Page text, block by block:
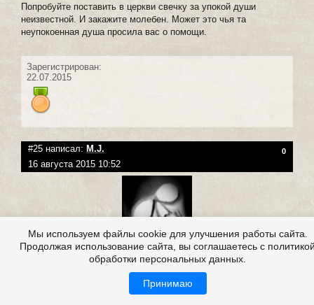
Попробуйте поставить в церкви свечку за упокой души
неизвестной. И закажите молебен. Может это чья та
неупокоенная душа просила вас о помощи.
Зарегистрирован:
22.07.2015
#25 написал: M.J. 0
16 августа 2015 10:52
Группа: Посетители
Репутация:
Публикаций: 0
Комментариев: 147
Мы используем файлы cookie для улучшения работы сайта.
Продолжая использование сайта, вы соглашаетесь с
обработки персональных данных.
Принимаю